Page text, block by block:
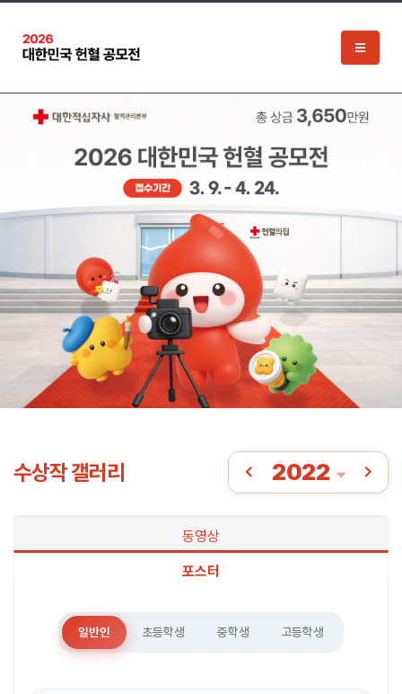
수상작 갤러리 2022
동영상
포스터
일반인 초등학생 중학생 고등학생